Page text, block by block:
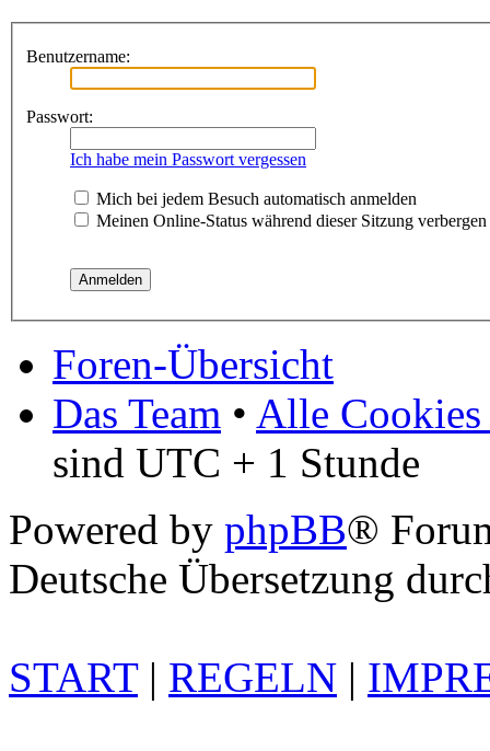
Benutzername:
Passwort:
Ich habe mein Passwort vergessen
Mich bei jedem Besuch automatisch anmelden
Meinen Online-Status während dieser Sitzung verbergen
Foren-Übersicht
Das Team • Alle Cookies
sind UTC + 1 Stunde
Powered by phpBB®
Deutsche Übersetzung
START| REGELN |